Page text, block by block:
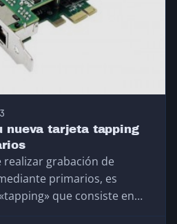
nueva tarjeta tapping
realizar grabación de
primarios, es
que consiste en